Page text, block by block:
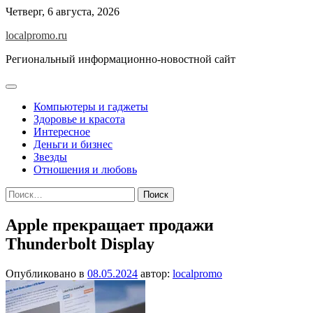
Перейти
содержимому
Четверг, 6 августа, 2026
localpromo.ru
Региональный информационно-новостной сайт
Компьютеры и гаджеты
Здоровье и красота
Интересное
Деньги и бизнес
Звезды
Отношения и любовь
Найти:
Apple прекращает продажи
Thunderbolt Display
Опубликовано в 08.05.2024 автор: localpromo